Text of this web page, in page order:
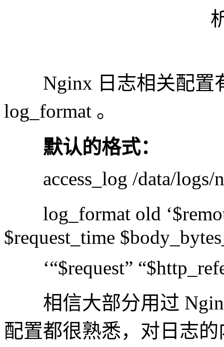
Nginx 日志相关配置有
log_format 。
默认的格式：
access_log /data/logs/
log_format old
$request_time
‘“$request”
相信大部分用过
配置都很熟悉，对日志